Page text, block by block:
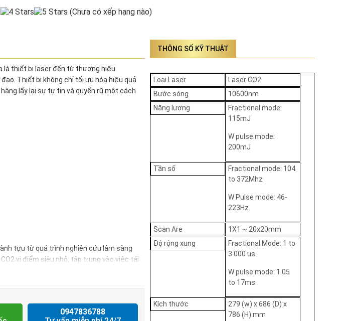
(Chưa có xếp hạng nào)
là thiết bị laser đến từ thương hiệu
Thiết bị không chỉ tối ưu hóa hiệu quả
lấy lại sự tự tin và quyến rũ một cách
tựu từ quá trình nghiên cứu lâm sàng
vi điểm siêu nhỏ, tập trung vào việc tái
hóa âm đạo, thắt chặt âm đạo, làm sáng
0947836788
THÔNG SỐ KỸ THUẬT
Loại Laser
Laser CO2
Bước sóng
10600nm
Năng lượng
Fractional mode:
115mJ
W pulse mode:
200mJ
Tần số
Fractional mode: 104
to 372Mhz
W Pulse mode: 46-
223Hz
Scan Are
1X1 ~ 20x20mm
Độ rộng xung
Fractional Mode: 1 to
3 000 us
W pulse mode: 1.05
to 17ms
Kích thước
279 (w) x 686 (D) x
786 (H) mm